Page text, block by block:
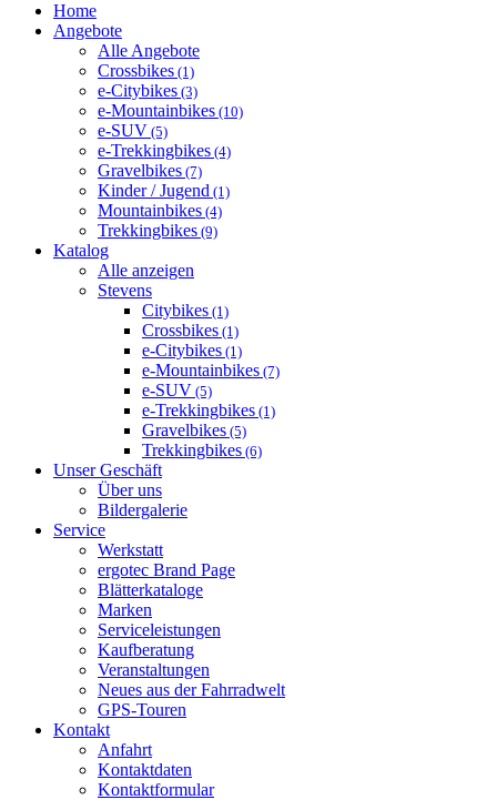
Home
Angebote
Alle Angebote
Crossbikes (1)
e-Citybikes (3)
e-Mountainbikes (10)
e-SUV (5)
e-Trekkingbikes (4)
Gravelbikes (7)
Kinder / Jugend (1)
Mountainbikes (4)
Trekkingbikes (9)
Katalog
Alle anzeigen
Stevens
Citybikes (1)
Crossbikes (1)
e-Citybikes (1)
e-Mountainbikes (7)
e-SUV (5)
e-Trekkingbikes (1)
Gravelbikes (5)
Trekkingbikes (6)
Unser Geschäft
Über uns
Bildergalerie
Service
Werkstatt
ergotec Brand Page
Blätterkataloge
Marken
Serviceleistungen
Kaufberatung
Veranstaltungen
Neues aus der Fahrradwelt
GPS-Touren
Kontakt
Anfahrt
Kontaktdaten
Kontaktformular